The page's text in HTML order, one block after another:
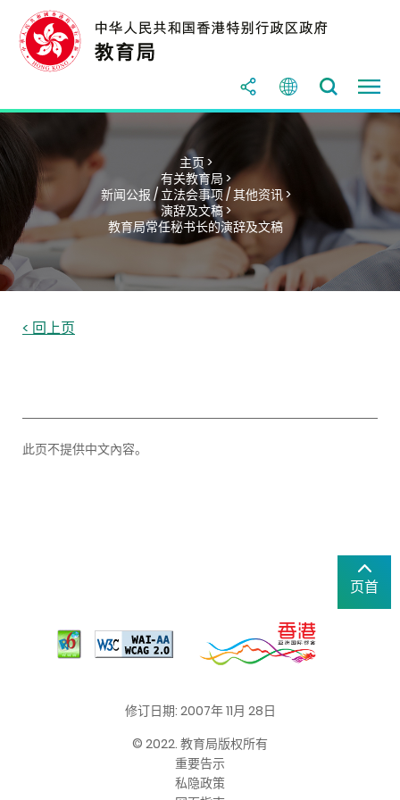
主页 >
有关教育局 >
新闻公报 / 立法会事项 / 其他资讯 >
演辞及文稿 >
教育局常任秘书长的演辞及文稿
< 回上页
此页不提供中文內容。
页首
修订日期: 2007年 11月 28日
© 2022. 教育局版权所有
重要告示
私隐政策